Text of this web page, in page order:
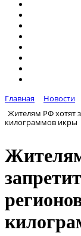
Главная
Новости
Жителям РФ хотят
килограммов икры